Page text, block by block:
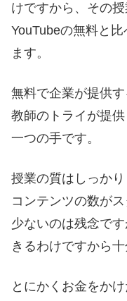
けですから、その
YouTubeの無料と
ます。
無料で企業が提供
教師のトライが提
一つの手です。
授業の質はしっかり
コンテンツの数が
少ないのは残念で
きるわけですから
とにかくお金をか